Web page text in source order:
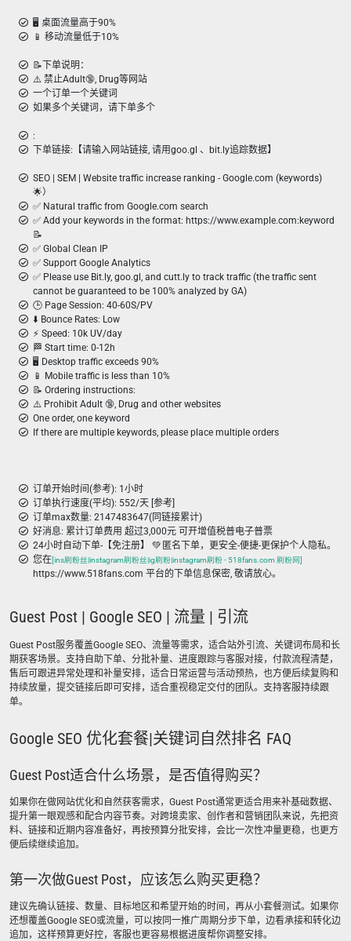
🖥️ 桌面流量高于90%
📱 移动流量低于10%
📝下单说明：
⚠️ 禁止Adult🔞, Drug等网站
一个订单一个关键词
如果多个关键词，请下单多个
:
下单链接:【请输入网站链接, 请用goo.gl 、bit.ly追踪数据】
SEO | SEM | Website traffic increase ranking - Google.com (keywords)
🌟）
✅ Natural traffic from Google.com search
✅ Add your keywords in the format: https://www.example.com:keyword
📝
✅ Global Clean IP
✅ Support Google Analytics
✅ Please use Bit.ly, goo.gl, and cutt.ly to track traffic (the traffic sent
cannot be guaranteed to be 100% analyzed by GA)
🕒 Page Session: 40-60S/PV
⬇️ Bounce Rates: Low
⚡ Speed: 10k UV/day
🏁 Start time: 0-12h
🖥️ Desktop traffic exceeds 90%
📱 Mobile traffic is less than 10%
📝 Ordering instructions:
⚠️ Prohibit Adult 🔞, Drug and other websites
One order, one keyword
If there are multiple keywords, please place multiple orders
订单开始时间(参考): 1小时
订单执行速度(平均): 552/天 [参考]
订单max数量: 2147483647(同链接累计)
好消息: 累计订单费用 超过3,000元 可开增值税普电子普票
24小时自动下单-【免注册】 💚 匿名下单，更安全-便捷-更保护个人隐私。
您在[ins刷粉丝|instagram刷粉丝|ig刷粉|instagram刷粉 - 518fans.com 刷粉网]
https://www.518fans.com 平台的下单信息保密, 敬请放心。
Guest Post | Google SEO | 流量 | 引流
Guest Post服务覆盖Google SEO、流量等需求，适合站外引流、关键词布局和长
期获客场景。支持自助下单、分批补量、进度跟踪与客服对接，付款流程清楚，
售后可跟进异常处理和补量安排，适合日常运营与活动预热，也方便后续复购和
持续放量，提交链接后即可安排，适合重视稳定交付的团队。支持客服持续跟
单。
Google SEO 优化套餐|关键词自然排名 FAQ
Guest Post适合什么场景，是否值得购买？
如果你在做网站优化和自然获客需求，Guest Post通常更适合用来补基础数据、
提升第一眼观感和配合内容节奏。对跨境卖家、创作者和营销团队来说，先把资
料、链接和近期内容准备好，再按预算分批安排，会比一次性冲量更稳，也更方
便后续继续追加。
第一次做Guest Post，应该怎么购买更稳？
建议先确认链接、数量、目标地区和希望开始的时间，再从小套餐测试。如果你
还想覆盖Google SEO或流量，可以按同一推广周期分步下单，边看承接和转化边
追加，这样预算更好控，客服也更容易根据进度帮你调整安排。